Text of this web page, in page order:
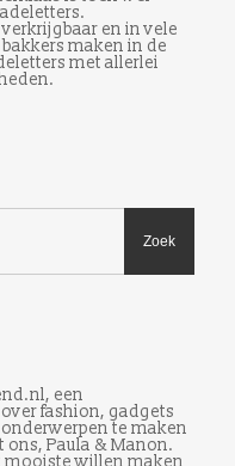
en in vele
maken in de
met allerlei
een
fashion, gadgets
te maken
Paula & Manon.
mooiste willen maken